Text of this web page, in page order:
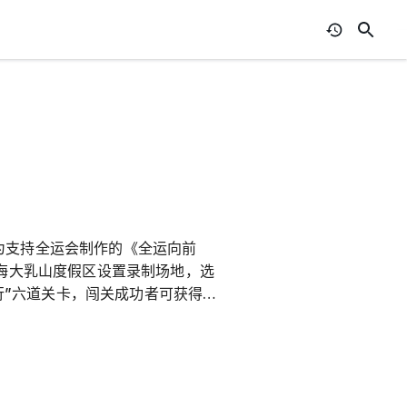
持全运会制作的《全运向前
乳山度假区设置录制场地，选
六道关卡，闯关成功者可获得价